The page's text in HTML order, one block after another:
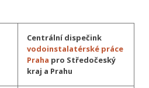
Centrální dispečink
vodoinstalatérské práce
Praha pro Středočeský
kraj a Prahu